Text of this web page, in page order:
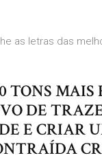
as letras das
TONS
DE
E CRIAR